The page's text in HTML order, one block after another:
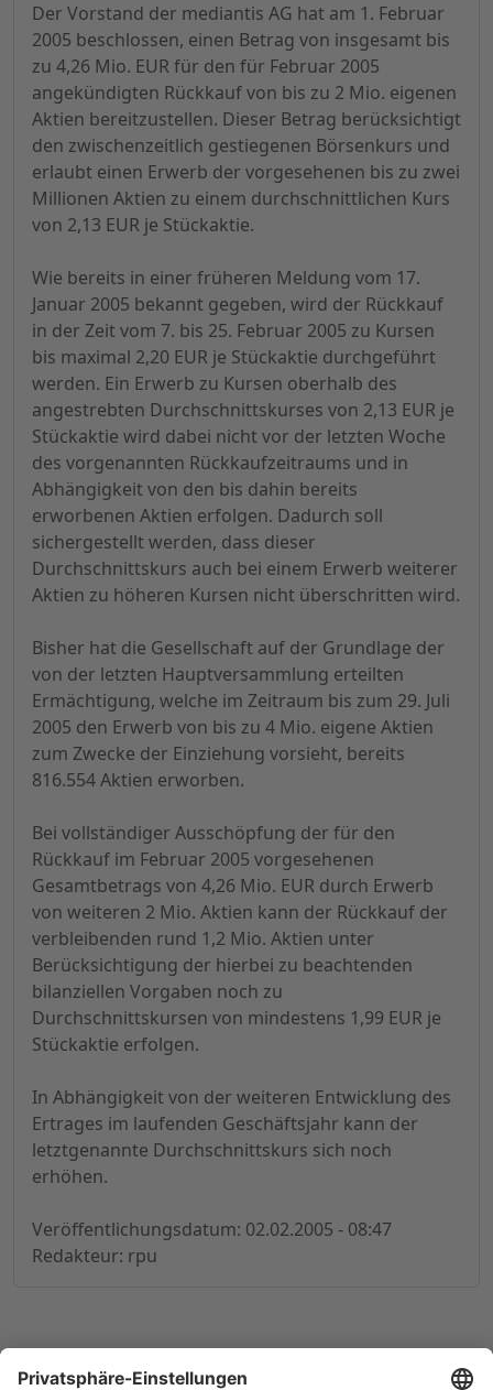
Der Vorstand der mediantis AG hat am 1. Februar
2005 beschlossen, einen Betrag von insgesamt bis
zu 4,26 Mio. EUR für den für Februar 2005
angekündigten Rückkauf von bis zu 2 Mio. eigenen
Aktien bereitzustellen. Dieser Betrag berücksichtigt
den zwischenzeitlich gestiegenen Börsenkurs und
erlaubt einen Erwerb der vorgesehenen bis zu zwei
Millionen Aktien zu einem durchschnittlichen Kurs
von 2,13 EUR je Stückaktie.
Wie bereits in einer früheren Meldung vom 17.
Januar 2005 bekannt gegeben, wird der Rückkauf
in der Zeit vom 7. bis 25. Februar 2005 zu Kursen
bis maximal 2,20 EUR je Stückaktie durchgeführt
werden. Ein Erwerb zu Kursen oberhalb des
angestrebten Durchschnittskurses von 2,13 EUR je
Stückaktie wird dabei nicht vor der letzten Woche
des vorgenannten Rückkaufzeitraums und in
Abhängigkeit von den bis dahin bereits
erworbenen Aktien erfolgen. Dadurch soll
sichergestellt werden, dass dieser
Durchschnittskurs auch bei einem Erwerb weiterer
Aktien zu höheren Kursen nicht überschritten wird.
Bisher hat die Gesellschaft auf der Grundlage der
von der letzten Hauptversammlung erteilten
Ermächtigung, welche im Zeitraum bis zum 29. Juli
2005 den Erwerb von bis zu 4 Mio. eigene Aktien
zum Zwecke der Einziehung vorsieht, bereits
816.554 Aktien erworben.
Bei vollständiger Ausschöpfung der für den
Rückkauf im Februar 2005 vorgesehenen
Gesamtbetrags von 4,26 Mio. EUR durch Erwerb
von weiteren 2 Mio. Aktien kann der Rückkauf der
verbleibenden rund 1,2 Mio. Aktien unter
Berücksichtigung der hierbei zu beachtenden
bilanziellen Vorgaben noch zu
Durchschnittskursen von mindestens 1,99 EUR je
Stückaktie erfolgen.
In Abhängigkeit von der weiteren Entwicklung des
Ertrages im laufenden Geschäftsjahr kann der
letztgenannte Durchschnittskurs sich noch
erhöhen.
Veröffentlichungsdatum: 02.02.2005 - 08:47
Redakteur: rpu